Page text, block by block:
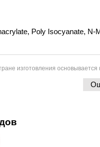
Poly Isocyanate, N-
изготовления